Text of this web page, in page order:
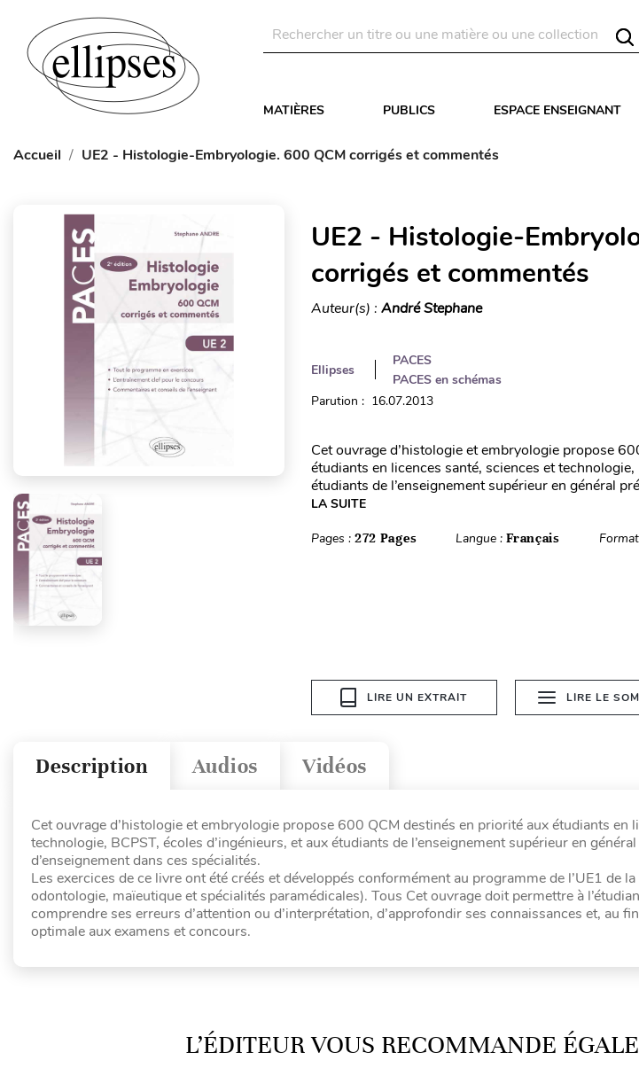
MATIÈRES PUBLICS ESPACE ENSEIGNANT
Accueil UE2 - Histologie-Embryologie. 600 QCM corrigés et commentés
UE2 - Histologie-
corrigés et commentés
Auteur(s) : André Stephane
Ellipses
PACES
PACES en schémas
Parution : 16.07.2013
Cet ouvrage d’histologie et embryologie propose
étudiants en licences santé, sciences et
étudiants de l’enseignement supérieur en général
LA SUITE
Pages : 272 Pages Langue :Français
LIRE UN EXTRAIT LIRE LE
Vidéos
Audios
Description
Cet ouvrage d’histologie et embryologie propose 600 QCM destinés en priorité aux étudiants en
technologie, BCPST, écoles d’ingénieurs, et aux étudiants de l’enseignement supérieur en
d’enseignement dans ces spécialités.
Les exercices de ce livre ont été créés et développés conformément au programme de l’UE1 de
odontologie, maïeutique et spécialités paramédicales). Tous Cet ouvrage doit permettre à
comprendre ses erreurs d’attention ou d’interprétation, d’approfondir ses connaissances et, au
optimale aux examens et concours.
L’ÉDITEUR VOUS RECOMMANDE